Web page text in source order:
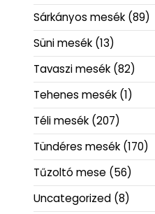
Sárkányos mesék (89)
Süni mesék (13)
Tavaszi mesék (82)
Tehenes mesék (1)
Téli mesék (207)
Tündéres mesék (170)
Tűzoltó mese (56)
Uncategorized (8)